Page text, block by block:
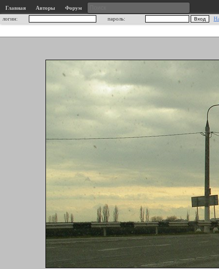
Главная Авторы
Форум
логин:
пароль: